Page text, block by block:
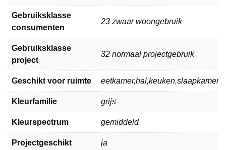
Gebruiksklasse
consumenten
23 zwaar woongebruik
Gebruiksklasse
project
32 normaal projectgebruik
Geschikt voor ruimte
Kleurfamilie grijs
Kleurspectrum gemiddeld
Projectgeschikt ja